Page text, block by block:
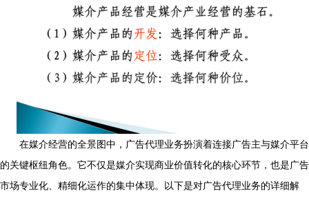
在媒介经营的全景图中，广告代理业务扮演着连接广告主与媒介平台
的关键枢纽角色。它不仅是媒介实现商业价值转化的核心环节，也是广告
市场专业化、精细化运作的集中体现。以下是对广告代理业务的详细解